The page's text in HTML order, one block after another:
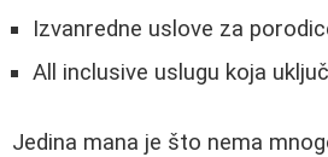
Izvanredne uslove za
All inclusive uslugu koja
Jedina mana je što nema